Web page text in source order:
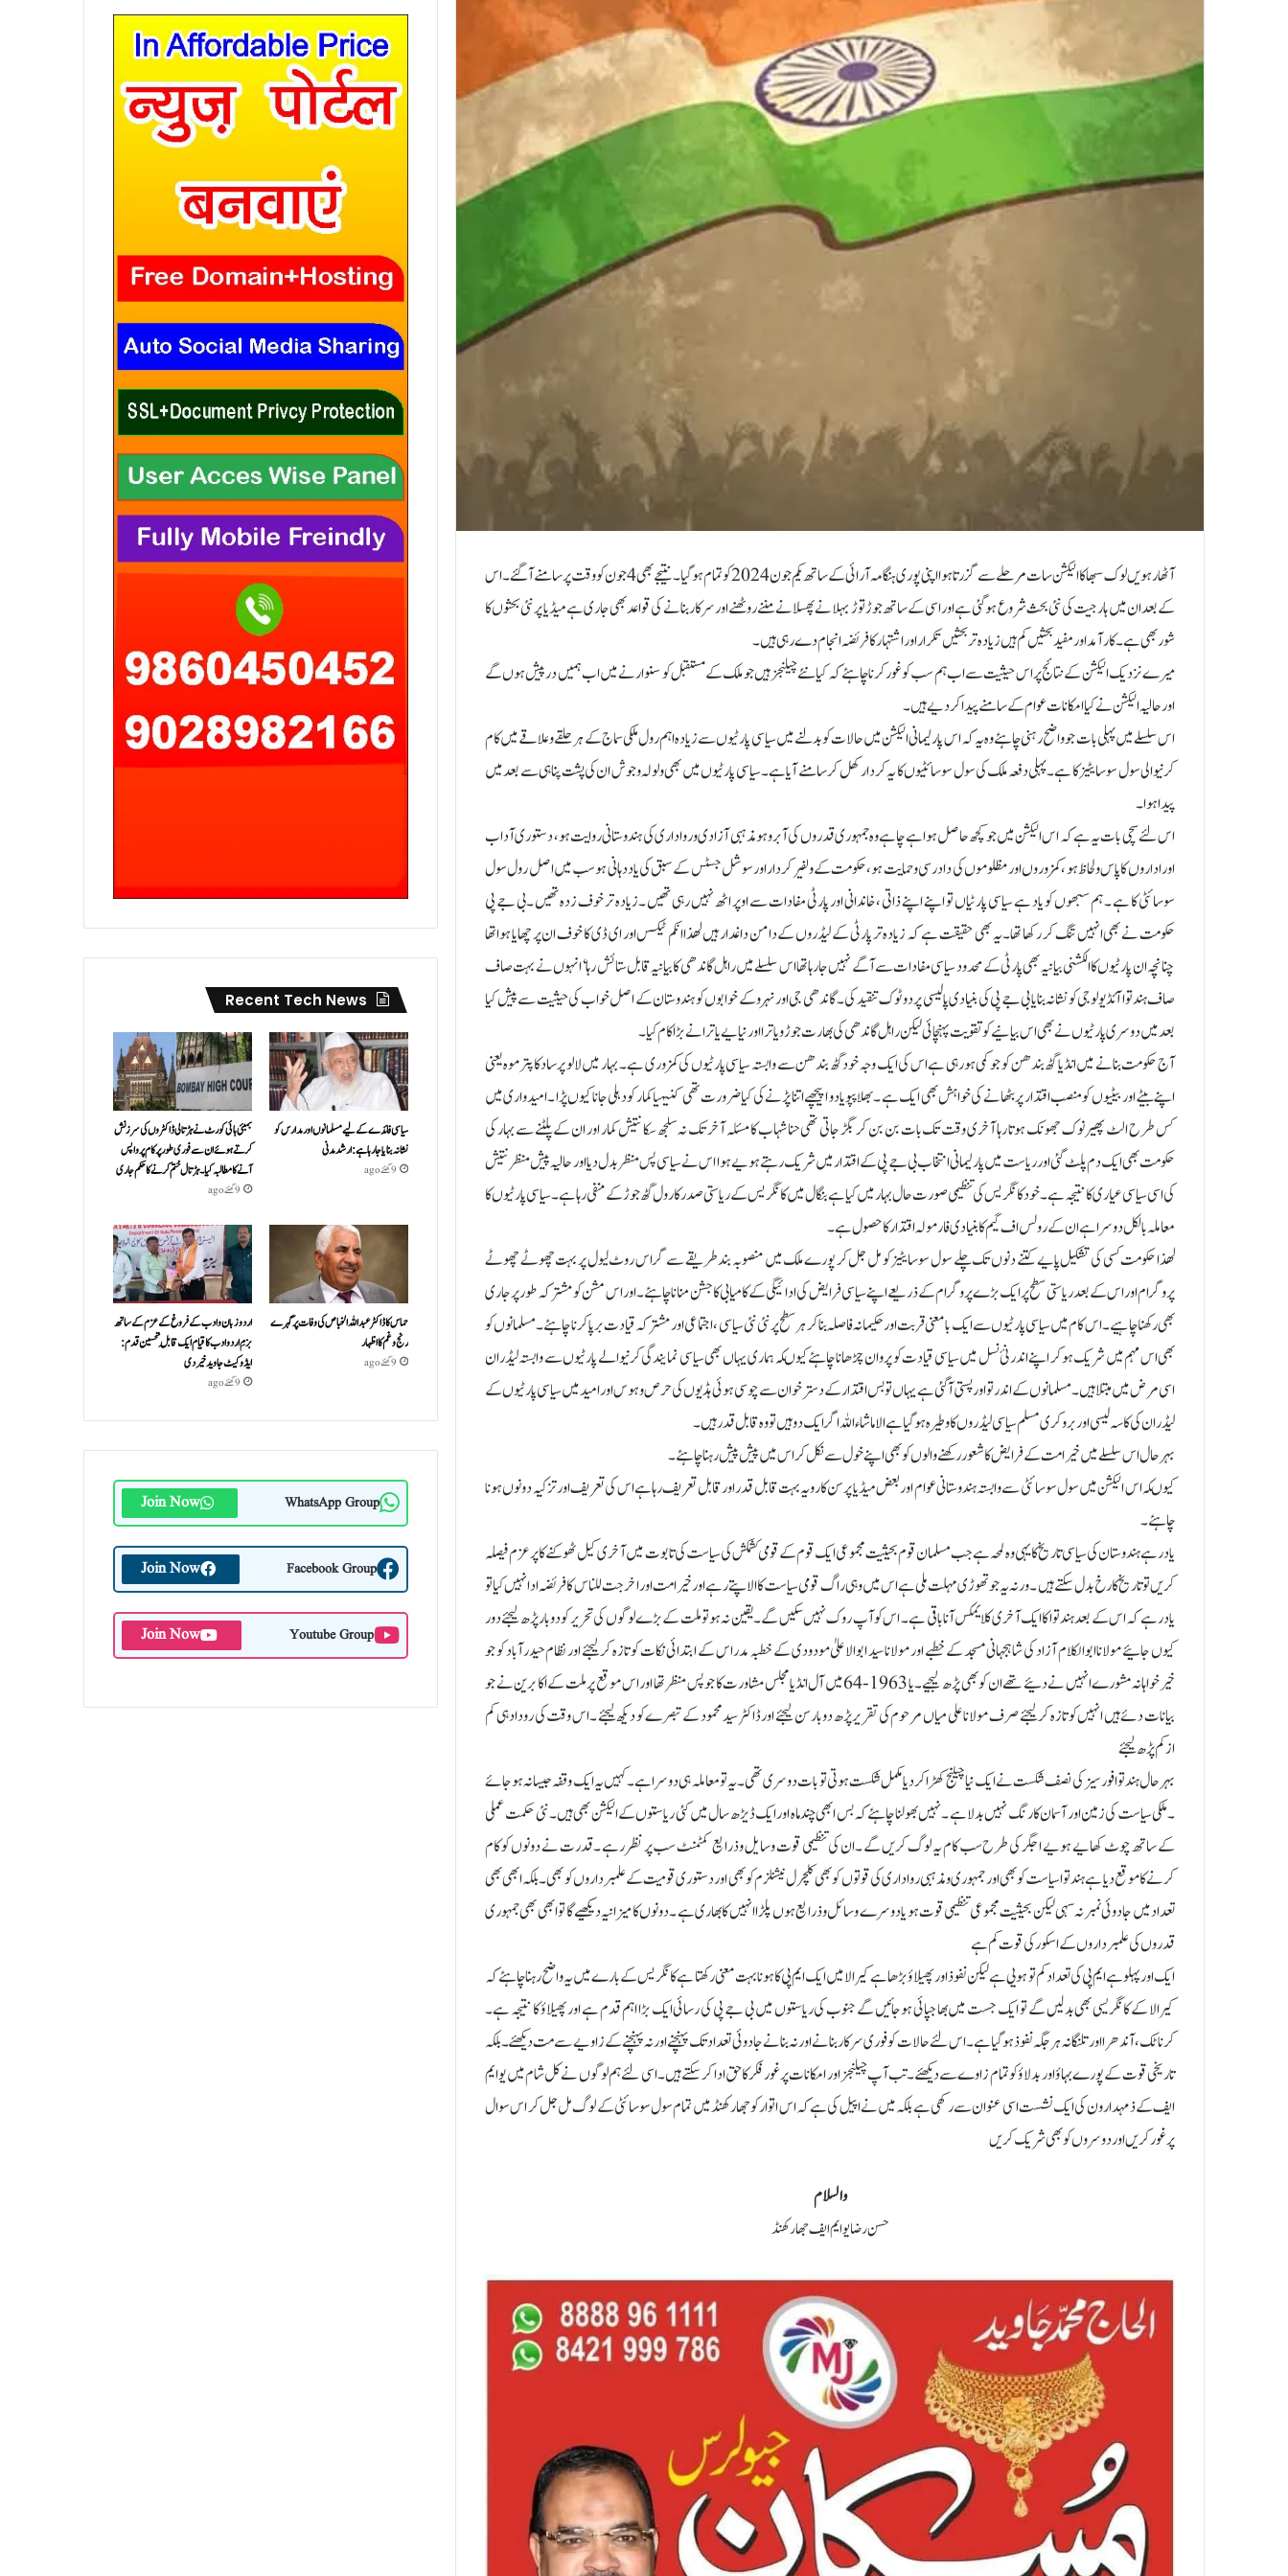
آٹھارہویں لوک سبھا کا الیکشن سات مرحلے سے گزرتا ہوا اپنی پوری ہنگامہ آرائی کے ساتھ یکم جون 2024کو تمام ہوگیا ۔ نتیجے بھی 4جون کووقت پر سامنے آگئے۔ اس
کے بعد ان میں ہار جیت کی نئی بحث شروع ہوگئی ہے اوراسی کے ساتھ جوڑ توڑ بہلانے پھسلانے مننے روٹھنے اور سرکار بنانے کی قواعد بھی جاری ہے میڈیا پر نئی بحثوں کا
شور بھی ہے ۔کار آمد اور مفید بحثیں کم ہیں زیادہ تر بحثیں تکرار اور اشتہارکا فریضہ انجام دے رہی ہیں ۔
میرے نزدیک الیکشن کے نتائج پر اس حیثیت سے اب ہم سب کو غور کرناچاہئے کہ کیا نئے چیلنجزہیں جو ملک کے مستقبل کو سنوارنے میں اب ہمیں درپیش ہوں گے
اور حالیہ الیکشن نے کیا امکانات عوام کے سامنے پیدا کردیے ہیں ۔
اس سلسلے میں پہلی بات جو واضح رہنی چاہئے وہ یہ کہ اس پارلیمانی الیکشن میں حالات کو بدلنے میں سیاسی پارٹیوں سے زیادہ اہم رول ملکی سماج کے ہر حلقے وعلاقے میں کام
کرنیوالی سول سوسایٹیز کا ہے ۔پہلی دفعہ ملک کی سول سوسائٹیوں کا یہ کردار کھل کر سامنے آیا ہے ۔سیاسی پارٹیوں میں بھی ولولہ وجوش ان کی پشت پناہی سے بعد میں
پیدا ہوا ۔
اس لئے سچی بات یہ ہے کہ اس الیکشن میں جو کچھ حاصل ہوا ہے چاہے وہ جمہوری قدروں کی آبرو ہو مذہبی آزادی و رواداری کی ہندوستانی روایت ہو ، دستوری آداب
اور اداروں کا پاس ولحاظ ہو ،کمزوروں اور مظلوموں کی داد رسی و حمایت ہو ،حکومت کے ولفیر کردار اور سوشل جسٹس کے سبق کی یاددہانی ہو سب میں اصل رول سول
سوسائٹی کا ہے ۔ ہم سبھوں کو یاد ہے سیاسی پارٹیاں تو اپنے اپنے ذاتی ،خاندانی اور پارٹی مفادات سے اوپر اٹھ نہیں رہی تھیں ۔زیادہ تر خوف زدہ تھیں ۔بی جے پی
حکومت نے بھی انہیں تنگ کر رکھا تھا ۔یہ بھی حقیقت ہے کہ زیادہ تر پارٹی کے لیڈروں کے دامن داغدار ہیں لھذاانکم ٹیکس اور ای ڈی کا خوف ان پر چھایا ہواتھا
چنانچہ ان پارٹیوں کا الکشنی بیانیہ بھی پارٹی کے محدود سیاسی مفادات سے آگے نہیں جارہا تھا اس سلسلے میں راہل گاندھی کا بیانیہ قابل ستائش رہا ‘ انہوں نے بہت صاف
صاف ہندتوا آئڈیولوجی کو نشانہ بنایا بی جے پی کی بنیادی پالیسی پر دو ٹوک تنقید کی ۔گاندھی جی اور نہرو کے خوابوں کو ہندوستان کے اصل خواب کی حیثیت سے پیش کیا
بعد میں دوسری پارٹیوں نے بھی اس بیانیے کو تقویت پہنچائی لیکن راہل گاندھی کی بھارت جوڑو یاترا اور نیایے یاترا نے بڑا کام کیا ۔
آج حکومت بنانے میں انڈیا گٹھ بندھن کو جوکمی ہورہی ہے اس کی ایک وجہ خود گٹھ بندھن سے وابستہ سیاسی پارٹیوں کی کمزوری ہے ۔ بہار میں لالو پرساد کا پتر موہ یعنی
اپنے بیٹے اور بیٹیوں کو منصب اقتدار پر بٹھانے کی خواہش بھی ایک ہے ۔بھلا پپو یادو ا پیچھے اتنا پڑنے کی کیا ضرورت تھی کنیہیا کمار کو دہلی جانا کیوں پڑا ۔امیدواری میں
کس طرح الٹ پھیر نوک جھونک ہوتا رہا آخری وقت تک بات بن بن کر بگڑ جاتی تھی حنا شہاب کا مسئلہ آخر تک نہ سلجھ سکا نتیش کمار اور ان کے پلٹنے سے بہار کی
حکومت بھی ایک دم پلٹ گئی اور ریاست میں پارلیمانی انتخاب بی جے پی کے اقتدار میں شریک رہتے ہویے ہوا اس نے سیاسی پس منظر بدل دیا اور حالیہ پیش منظر نتیش
کی اسی سیاسی عیاری کا نتیجہ ہے ۔ خود کانگریس کی تنظیمی صورت حال بہار میں کیا ہے بنگال میں کانگریس کے ریاستی صدر کا رول گٹھ جوڑ کے منفی رہا ہے ۔ سیاسی پارٹیوں کا
معاملہ بالکل دوسرا ہے ان کے رولس اف گیم کا بنیادی فارمولہ اقتدار کا حصول ہے۔
لھذا حکومت کسی کی تشکیل پایے کتنے دنوں تک چلے سول سوسایٹیز کو مل جل کر پورے ملک میں منصوبہ بند طریقے سے گراس روٹ لیول پر بہت چھوٹے چھوٹے
پروگرام اور اس کے بعد ریاستی سطح پر ایک بڑے پروگرام کے ذریعے اپنے سیاسی فرایض کی ادائیگی کے کامیابی کا جشن منانا چاہئے ۔اور اس مشن کو مشترکہ طور پر جاری
بھی رکھنا چاہیے ۔اس کام میں سیاسی پارٹیوں سے ایک بامعنی قربت اور حکیمانہ فاصلہ بناکر ہر سطح پر نئی نئی سیاسی ،اجتماعی اور مشترکہ قیادت برپا کرنا چاہئے ۔ مسلمانوں کو
بھی اس مہم میں شریک ہوکر اپنے اندر نئ نسل میں سیاسی قیادت کو پروان چڑھانا چاہئے کیوںکہ ہماری یہاں بھی سیاسی نمایندگی کرنیوالے پارٹیوں سے وابستہ لیڈران
اسی مرض میں مبتلا ہیں۔مسلمانوں کے اندر تو اور پستی آگئی ہے یہاں تو بس اقتدار کے دسترخوان سے چوسی ہوئی ہڈیوں کی حرص و ہوس اور امید میں سیاسی پارٹیوں کے
لیڈران کی کاسہ لیسی اور بروکری مسلم سیاسی لیڈروں کا وطیرہ ہوگیا ہے الا ماشاء اللہ اگر ایک دو ہیں تو وہ قابل قدر ہیں ۔
بہرحال اس سلسلے میں خیر امت کے فرایض کاشعو ر رکھنے والوں کوبھی اپنے خول سے نکل کر اس میں پیش پیش رہنا چاہئے ۔
کیوںکہ اس الیکشن میں سول سوسائٹی سے وابستہ ہندوستانی عوام اور بعض میڈیا پرسن کارویہ بہت قابل قدر اور قابل تعریف رہا ہے اس کی تعریف اور تزکیہ دونوں ہونا
چاہئے ۔
یاد رہے ہندوستان کی سیاسی تاریخ کا یہی وہ لمحہ ہے جب مسلمان قوم بحیثیت مجموعی ایک قوم کے قومی کشمکش کی سیاست کی تابوت میں آخری کیل ٹھوکنے کا پر عزم فیصلہ
کریں تو تاریخ کا رخ بدل سکتےہیں ۔ ورنہ یہ جو تھوڑی مہلت ملی ہے اس میں وہی راگ قومی سیاست کا الا پتے رہے اور خیر امت اور اخرجت للناس کا فریضہ ادا نہیں کیا تو
یاد رہے کہ اس کے بعد ہندتوا کا ایک آخری کلایمکس آنا باقی ہے ۔ اس کو آپ روک نہیں سکیں گے ۔یقین نہ ہوتو ملت کے بڑے لوگوں کی تحریر کو دوبار پڑھ لیجئے دور
کیوں جائیے مولانا ابوالکلام آزاد کی شاہجہانی مسجد کے خطبے اور مولانا سید ابوالاعلیٰ مودودی کے خطبہ مدراس کے ابتدائی نکات کو تازہ کرلیجئے اور نظام حیدرآباد کو جو
خیرخواہانہ مشورے انہیں نے دئیے تھے ان کو بھی پڑھ لیجیے ۔یا 1963-64 میں آل انڈیا مجلس مشاورت کا جو پس منظر تھا اور اس موقع پر ملت کے اکا برین نے جو
بیانات دئے ہیں انہیں کو تازہ کرلیجئے صرف مولانا علی میاں مرحوم کی تقریر پڑھ دوبار سن لیجئے اور ڈاکٹر سید محمود کے تبصرے کو دیکھ لیجئے ۔اس وقت کی روداد ہی کم
ازکم پڑھ لیجئے
بہرحال ہندتوا فورسیز کی نصف شکست نے ایک نیا چیلنج کھڑا کردیا مکمل شکست ہوتی تو بات دوسری تھی ۔یہ تو معاملہ ہی دوسرا ہے ۔کہیں یہ ایک وقفہ جیسا نہ ہوجائے
۔ملکی سیاست کی زمین اور آسمان کا رنگ نہیں بدلا ہے ۔ نہیں بھولنا چاہئے کہ بس ابھی چند ماہ اور ایک ڈیڑھ سال میں کئی ریاستوں کے الیکشن بھی ہیں ۔نئی حکمت عملی
کے ساتھ چوٹ کھایے ہویے اجگر کی طرح سب کام یہ لوگ کریں گے ۔ان کی تنظیمی قوت وسایل وذرایع کمٹمنٹ سب پر نظر رہے ۔قدرت نے دونوں کو کام
کرنے کا موقع دیا ہے ہندتوا سیاست کو بھی اور جمہوری و مذہبی رواداری کی قوتوں کو بھی کلچرل نیشنلزم کو بھی اور دستوری قومیت کے علمبرداروں کو بھی ۔بلکہ ابھی بھی
تعداد میں جادوئی نمبر نہ سہی لیکن بحیثیت مجموعی تنظیمی قوت ہو یا دوسرے وسائل وذرایع ہوں پلڑا انہیں کا بھاری ہے ۔دونوں کا میزانیہ دیکھیے گا تو ابھی بھی جمہوری
قدروں کی علمبرداروں کے اسکور کی قوت کم ہے
ایک اور پہلو ہے ایم پی کی تعداد کم تو ہویی ہے لیکن نفوذ اور پھیلاؤ بڑھا ہے کیرالا میں ایک ایم پی کا ہونا بہت معنی رکھتا ہے کانگریس کے بارے میں یہ واضح رہنا چاہئے کہ
کیرالا کے کانگریسی بھی بدلیں گے تو ایک جست میں بھا جپائی ہوجائیں گے جنوب کی ریاستوں میں بی جے پی کی رسائی ایک بڑا اہم قدم ہے اور پھیلاؤ کا نتیجہ ہے۔
کرناٹک ،آندھرا اور تلنگانہ ہر جگہ نفوذ ہوگیا ہے ۔اس لئے حالات کو فوری سرکار بنانے اور نہ بنانے جادوئی تعداد تک پہنچنے اور نہ پہنچنے کے زاویے سے مت دیکھئے ۔بلکہ
تاریخی قوت کے پورے بہاؤ اور بدلاؤ کو تمام زاوے سے دیکھئے ۔تب آپ چیلنجز اور امکانات پر غور فکر کا حق ادا کرسکتے ہیں ۔اسی لئے ہم لوگوں نے کل شام میں یو ایم
ایف کے ذمہدارون کی ایک نشست اسی عنوان سے رکھی ہے بلکہ میں نے اپیل کی ہے کہ اس اتوار کو جھارکھنڈ میں تمام سول سوسائٹی کے لوگ مل جل کر اس سوال
پر غور کریں اور دوسروں کو بھی شریک کریں
والسلام
حسن رضا یو ایم ایف جھارکھنڈ
Recent Tech News
سیاسی فائدے کے لیے مسلمانوں اور مدارس کو
نشانہ بنایا جا رہا ہے: ارشد مدنی
9 گھنٹے ago
بمبئی ہائی کورٹ نے ہڑتالی ڈاکٹروں کی سرزنش
کرتے ہوئے ان سے فوری طور پر کام پر واپس
آنے کا مطالبہ کیا۔ہڑتال ختم کرنے کا حکم جاری
9 گھنٹے ago
حماس کا ڈاکٹر عبداللہ الخباص کی وفات پر گہرے
رنج وغم کااظہار
9 گھنٹے ago
اردو زبان و ادب کے فروغ کے عزم کے ساتھ
بزمِ اردو ادب کا قیام ایک قابلِ تحسین قدم :
ایڈوکیٹ جاوید خیردی
9 گھنٹے ago
WhatsApp Group
Join Now
Facebook Group
Join Now
Youtube Group
Join Now